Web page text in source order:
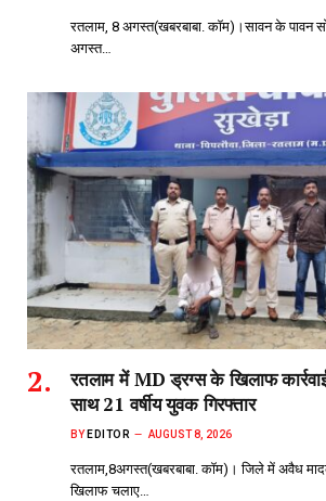
रतलाम, 8 अगस्त(खबरबाबा. कॉम)।सावन के पावन
अगस्त…
रतलाम में MD ड्रग्स के खिलाफ
साथ 21 वर्षीय युवक गिरफ्तार
BY EDITOR AUGUST 8, 2026
रतलाम,8अगस्त(खबरबाबा. कॉम)। जिले में अवैध
खिलाफ चलाए…